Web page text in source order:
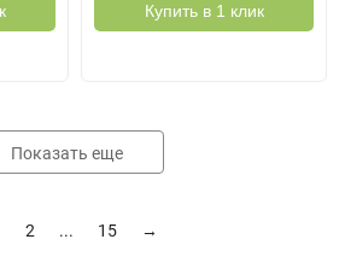
Купить в 1 клик
Показать еще
2 ... 15 →